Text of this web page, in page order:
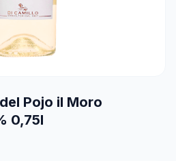
Pojo il Moro
0,75l